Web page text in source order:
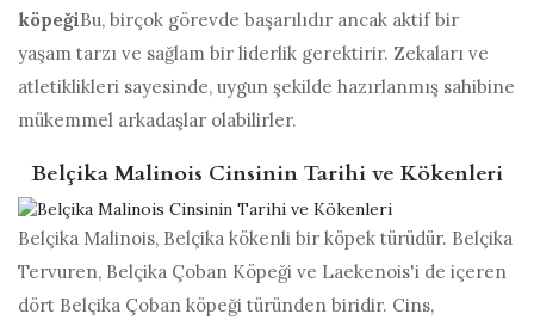
köpeğiBu, birçok görevde başarılıdır ancak aktif bir
yaşam tarzı ve sağlam bir liderlik gerektirir. Zekaları ve
atletiklikleri sayesinde, uygun şekilde hazırlanmış sahibine
mükemmel arkadaşlar olabilirler.
Belçika Malinois Cinsinin Tarihi ve Kökenleri
Belçika Malinois, Belçika kökenli bir köpek türüdür. Belçika
Tervuren, Belçika Çoban Köpeği ve Laekenois'i de içeren
dört Belçika Çoban köpeği türünden biridir. Cins,